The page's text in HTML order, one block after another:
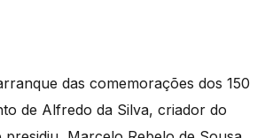
das comemorações dos 150
de Alfredo da Silva, criador do